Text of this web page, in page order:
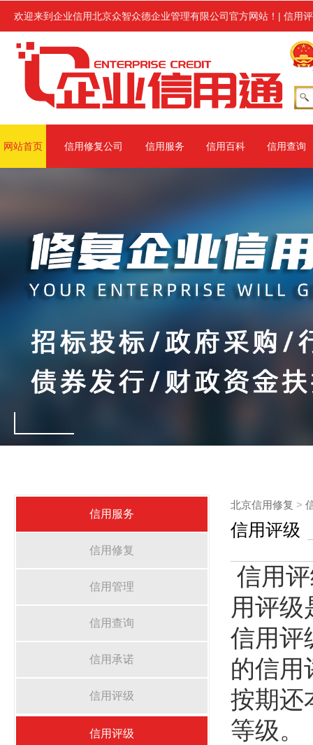
欢迎来到企业信用北京众智众德企业管理有限公司官方网站！ | 信用
部门行政处罚或环保处罚的各类企业进行企业信用修复服务,修复范
网站首页 信用修复公司 信用服务 信用百科 信用查询
信用服务
信用修复
信用管理
信用查询
信用承诺
信用评级
信用评级
北京信用修复 >
信用评级
信用
用评级
信用评
的信用
按期还
等级。